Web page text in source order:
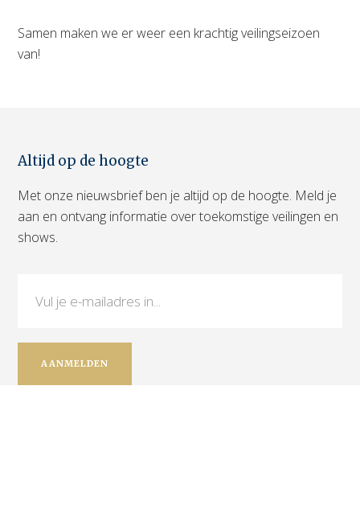
Samen maken we er weer een krachtig veilingseizoen
van!
Altijd op de hoogte
Met onze nieuwsbrief ben je altijd op de hoogte. Meld je
aan en ontvang informatie over toekomstige veilingen en
shows.